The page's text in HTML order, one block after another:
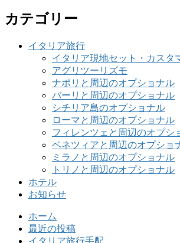
カテゴリー
イタリア旅行
イタリア現地セット・カスタ
アグリツーリズモ
ナポリと周辺のオプショナル
バーリと周辺のオプショナル
シチリア島のオプショナル
ローマと周辺のオプショナル
フィレンツェと周辺のオプシ
ベネツィアと周辺のオプショ
ミラノと周辺のオプショナル
トリノと周辺のオプショナル
ホテル
お知らせ
ホーム
最近の投稿
イタリア旅行手配